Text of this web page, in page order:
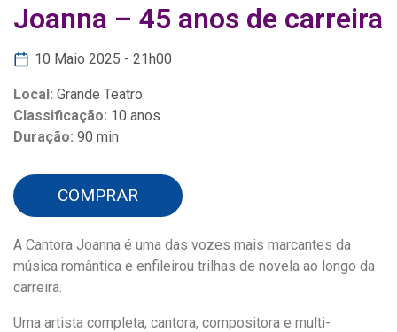
Joanna – 45 anos de carreira
10 Maio 2025 - 21h00
Local: Grande Teatro
Classificação: 10 anos
Duração: 90 min
COMPRAR
A Cantora Joanna é uma das vozes mais marcantes da
música romântica e enfileirou trilhas de novela ao longo da
carreira.
Uma artista completa, cantora, compositora e multi-